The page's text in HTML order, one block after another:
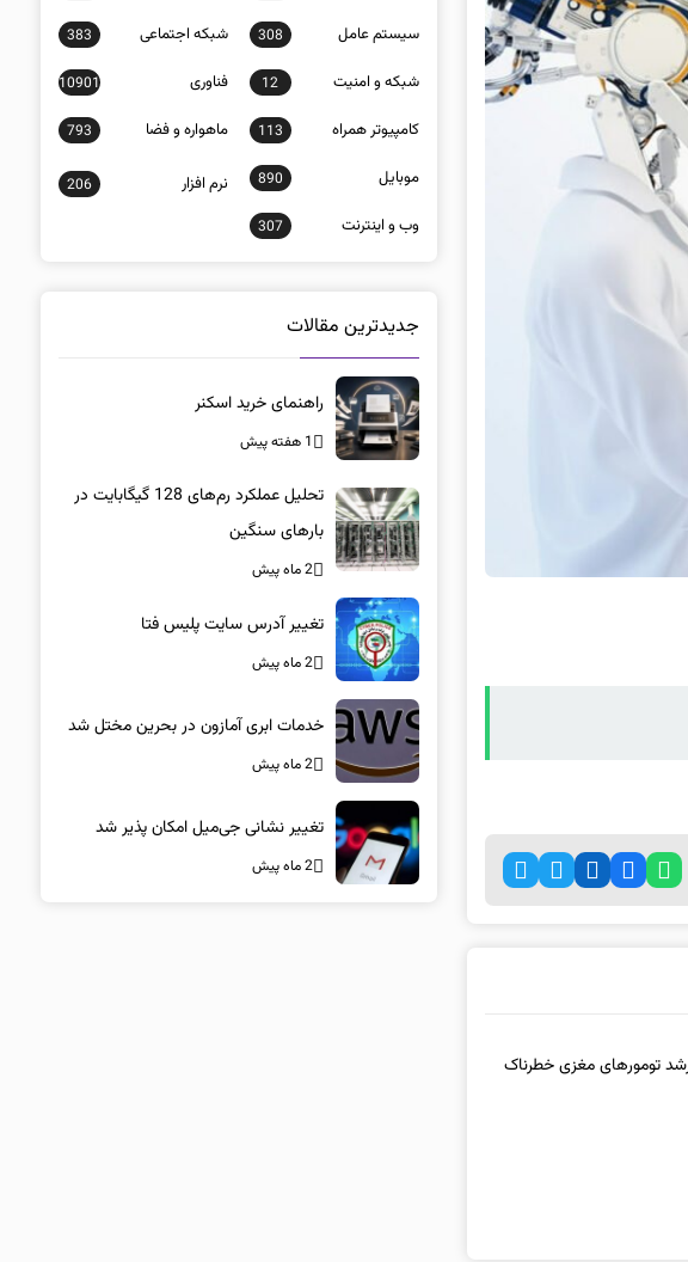
سيستم عامل 308 شبكه اجتماعی 383
شبكه و امنيت 12 فناوری 10901
كامپيوتر همراه 113 ماهواره و فضا 793
موبايل 890 نرم افزار 206
وب و اينترنت 307
جدیدترین مقالات
راهنمای خرید اسکنر
1 هفته پیش
تحلیل عملکرد رم‌های 128 گیگابایت در
بارهای سنگین
2 ماه پیش
تغییر آدرس سایت پلیس فتا
2 ماه پیش
خدمات ابری آمازون در بحرین مختل شد
2 ماه پیش
تغییر نشانی جی‌میل امکان پذیر شد
2 ماه پیش